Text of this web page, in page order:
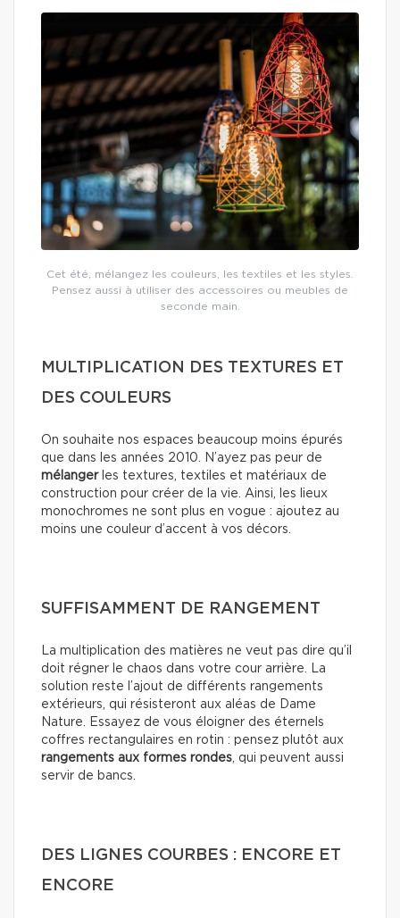
Cet été, mélangez les couleurs, les textiles et les styles.
Pensez aussi à utiliser des accessoires ou meubles de
seconde main.
MULTIPLICATION DES TEXTURES ET
DES COULEURS
On souhaite nos espaces beaucoup moins épurés
que dans les années 2010. N’ayez pas peur de
mélangerles textures, textiles et matériaux de
construction pour créer de la vie. Ainsi, les lieux
monochromes ne sont plus en vogue : ajoutez au
moins une couleur d’accent à vos décors.
SUFFISAMMENT DE RANGEMENT
La multiplication des matières ne veut pas dire qu’il
doit régner le chaos dans votre cour arrière. La
solution reste l’ajout de différents rangements
extérieurs, qui résisteront aux aléas de Dame
Nature. Essayez de vous éloigner des éternels
coffres rectangulaires en rotin : pensez plutôt aux
rangements aux formes rondes, qui peuvent aussi
servir de bancs.
DES LIGNES COURBES : ENCORE ET
ENCORE